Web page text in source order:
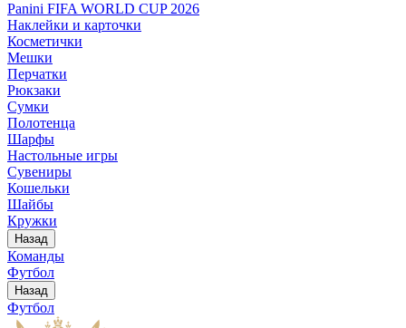
Panini FIFA WORLD CUP 2026
Наклейки и карточки
Косметички
Мешки
Перчатки
Рюкзаки
Сумки
Полотенца
Шарфы
Настольные игры
Сувениры
Кошельки
Шайбы
Кружки
Назад
Команды
Футбол
Назад
Футбол